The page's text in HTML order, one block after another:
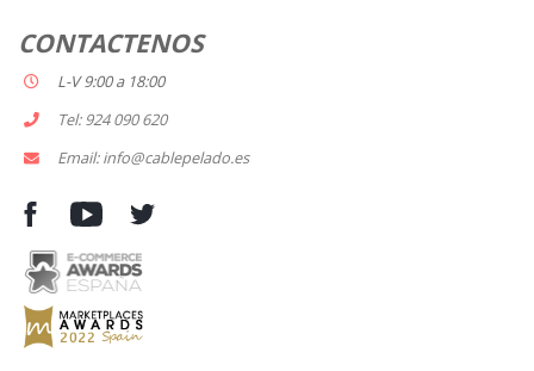
CONTACTENOS
L-V 9:00 a 18:00
Tel: 924 090 620
Email: info@cablepelado.es